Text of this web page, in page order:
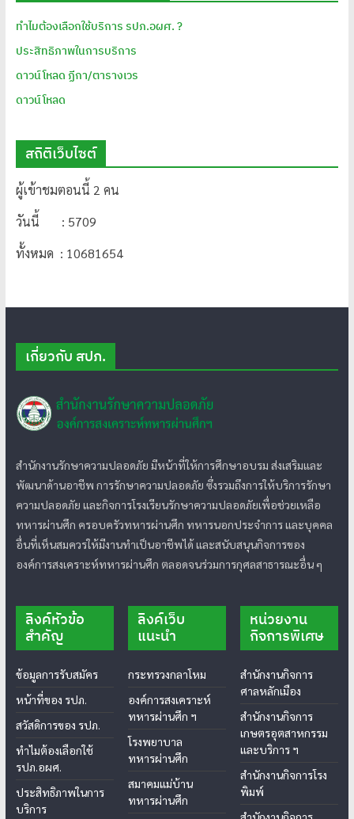
ทำไมต้องเลือกใช้บริการ รปภ.อผศ. ?
ประสิทธิภาพในการบริการ
ดาวน์โหลด ฏีกา/ตารางเวร
ดาวน์โหลด
สถิติเว็บไซต์
ผู้เข้าชมตอนนี้ 2 คน
วันนี้ : 5709
ทั้งหมด : 10681654
เกี่ยวกับ สปภ.
สำนักงานรักษาความปลอดภัย มีหน้าที่ให้การศึกษาอบรม ส่งเสริมและ
พัฒนาด้านอาชีพ การรักษาความปลอดภัย ซึ่งรวมถึงการให้บริการรักษา
ความปลอดภัย และกิจการโรงเรียนรักษาความปลอดภัยเพื่อช่วยเหลือ
ทหารผ่านศึก ครอบครัวทหารผ่านศึก ทหารนอกประจำการ และบุคคล
อื่นที่เห็นสมควรให้มีงานทำเป็นอาชีพได้ และสนับสนุนกิจการของ
องค์การสงเคราะห์ทหารผ่านศึก ตลอดจนร่วมการกุศลสาธารณะอื่น ๆ
ลิงค์หัวข้อ
สำคัญ
ข้อมูลการรับสมัคร
หน้าที่ของ รปภ.
สวัสดิการของ รปภ.
ทำไมต้องเลือกใช้
รปภ.อผศ.
ประสิทธิภาพในการ
บริการ
ลิงค์เว็บ
แนะนำ
กระทรวงกลาโหม
องค์การสงเคราะห์
ทหารผ่านศึก ฯ
โรงพยาบาล
ทหารผ่านศึก
สมาคมแม่บ้าน
ทหารผ่านศึก
หน่วยงาน
กิจการพิเศษ
สำนักงานกิจการ
ศาลหลักเมือง
สำนักงานกิจการ
เกษตรอุตสาหกรรม
และบริการ ฯ
สำนักงานกิจการโรง
พิมพ์